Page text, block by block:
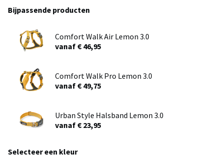
Bijpassende producten
Comfort Walk Air Lemon 3.0
vanaf € 46,95
Comfort Walk Pro Lemon 3.0
vanaf € 49,75
Urban Style Halsband Lemon 3.0
vanaf € 23,95
Selecteer een kleur